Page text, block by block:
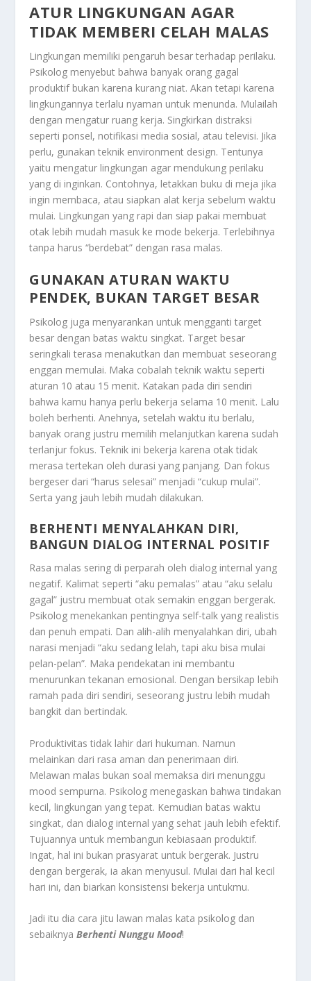
ATUR LINGKUNGAN AGAR
TIDAK MEMBERI CELAH MALAS
Lingkungan memiliki pengaruh besar terhadap perilaku.
Psikolog menyebut bahwa banyak orang gagal
produktif bukan karena kurang niat. Akan tetapi karena
lingkungannya terlalu nyaman untuk menunda. Mulailah
dengan mengatur ruang kerja. Singkirkan distraksi
seperti ponsel, notifikasi media sosial, atau televisi. Jika
perlu, gunakan teknik environment design. Tentunya
yaitu mengatur lingkungan agar mendukung perilaku
yang di inginkan. Contohnya, letakkan buku di meja jika
ingin membaca, atau siapkan alat kerja sebelum waktu
mulai. Lingkungan yang rapi dan siap pakai membuat
otak lebih mudah masuk ke mode bekerja. Terlebihnya
tanpa harus “berdebat” dengan rasa malas.
GUNAKAN ATURAN WAKTU
PENDEK, BUKAN TARGET BESAR
Psikolog juga menyarankan untuk mengganti target
besar dengan batas waktu singkat. Target besar
seringkali terasa menakutkan dan membuat seseorang
enggan memulai. Maka cobalah teknik waktu seperti
aturan 10 atau 15 menit. Katakan pada diri sendiri
bahwa kamu hanya perlu bekerja selama 10 menit. Lalu
boleh berhenti. Anehnya, setelah waktu itu berlalu,
banyak orang justru memilih melanjutkan karena sudah
terlanjur fokus. Teknik ini bekerja karena otak tidak
merasa tertekan oleh durasi yang panjang. Dan fokus
bergeser dari “harus selesai” menjadi “cukup mulai”.
Serta yang jauh lebih mudah dilakukan.
BERHENTI MENYALAHKAN DIRI,
BANGUN DIALOG INTERNAL POSITIF
Rasa malas sering di perparah oleh dialog internal yang
negatif. Kalimat seperti “aku pemalas” atau “aku selalu
gagal” justru membuat otak semakin enggan bergerak.
Psikolog menekankan pentingnya self-talk yang realistis
dan penuh empati. Dan alih-alih menyalahkan diri, ubah
narasi menjadi “aku sedang lelah, tapi aku bisa mulai
pelan-pelan”. Maka pendekatan ini membantu
menurunkan tekanan emosional. Dengan bersikap lebih
ramah pada diri sendiri, seseorang justru lebih mudah
bangkit dan bertindak.
Produktivitas tidak lahir dari hukuman. Namun
melainkan dari rasa aman dan penerimaan diri.
Melawan malas bukan soal memaksa diri menunggu
mood sempurna. Psikolog menegaskan bahwa tindakan
kecil, lingkungan yang tepat. Kemudian batas waktu
singkat, dan dialog internal yang sehat jauh lebih efektif.
Tujuannya untuk membangun kebiasaan produktif.
Ingat, hal ini bukan prasyarat untuk bergerak. Justru
dengan bergerak, ia akan menyusul. Mulai dari hal kecil
hari ini, dan biarkan konsistensi bekerja untukmu.
Jadi itu dia cara jitu lawan malas kata psikolog dan
sebaiknyaBerhenti Nunggu Mood!